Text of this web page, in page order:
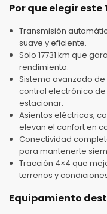
Por que elegir este
Transmisión
suave y eficiente.
Solo 17731 km que
rendimiento.
Sistema avanzado
control electrónico
estacionar.
Asientos eléctricos,
elevan el confort en
Conectividad
para mantenerte
Tracción 4×4 que
terrenos y
Equipamiento